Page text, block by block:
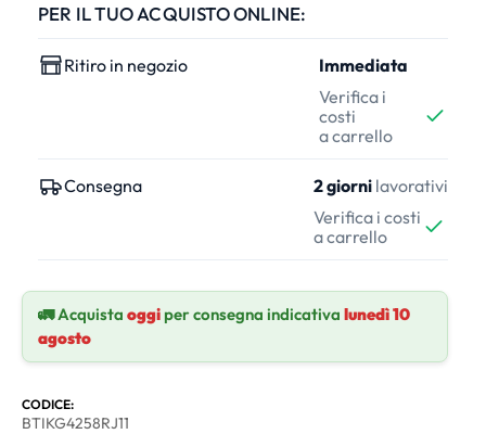
PER IL TUO ACQUISTO ONLINE:
Ritiro in negozio
Immediata
Verifica i
costi
a carrello
Consegna 2 giorni lavorativi
Verifica i costi
a carrello
🚛 Acquista oggiper consegna indicativa lunedì 10
agosto
CODICE:
BTIKG4258RJ11